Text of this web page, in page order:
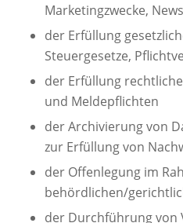
Marketingzwecke,
der Erfüllung
Steuergesetze,
der Erfüllung
und Meldepflichten
der Archivierung von
zur Erfüllung von
der Offenlegung im
behördlichen/
der Durchführung von